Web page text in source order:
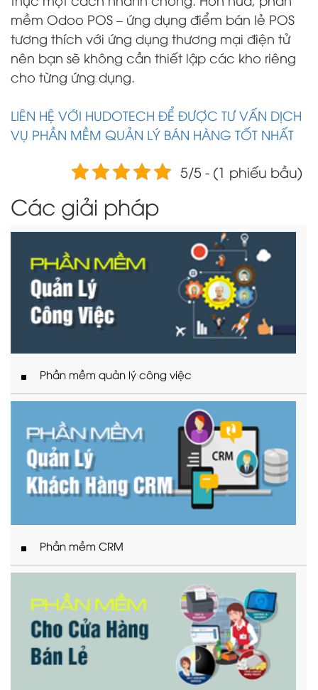
mềm Odoo POS – ứng dụng điểm bán lẻ POS
tương thích với ứng dụng thương mại điện tử
nên bạn sẽ không cần thiết lập các kho riêng
cho từng ứng dụng.
LIÊN HỆ VỚI HUDOTECH ĐỂ ĐƯỢC TƯ VẤN DỊCH
VỤ PHẦN MỀM QUẢN LÝ BÁN HÀNG TỐT NHẤT
5/5 - (1 phiếu bầu)
Các giải pháp
Phần mềm quản lý công việc
Phần mềm CRM